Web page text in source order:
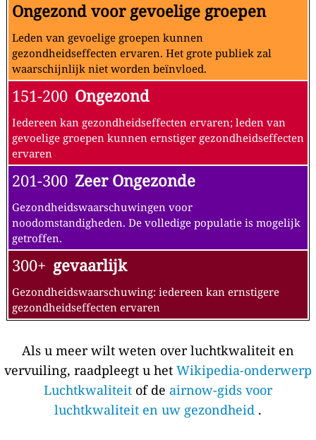
Ongezond voor gevoelige groepen
Leden van gevoelige groepen kunnen
gezondheidseffecten ervaren. Het grote publiek zal
waarschijnlijk niet worden beïnvloed.
151-200 Ongezond
Iedereen kan gezondheidseffecten ervaren; leden van
gevoelige groepen kunnen ernstiger gezondheidseffecten
ervaren
201-300 Zeer Ongezonde
Gezondheidswaarschuwingen voor
noodomstandigheden. De volledige populatie is mogelijk
getroffen.
300+ gevaarlijk
Gezondheidswaarschuwing: iedereen kan ernstigere
gezondheidseffecten ervaren
Als u meer wilt weten over luchtkwaliteit en
vervuiling, raadpleegt u het Wikipedia-onderwerp
Luchtkwaliteit of de airnow-gids voor
luchtkwaliteit en uw gezondheid .